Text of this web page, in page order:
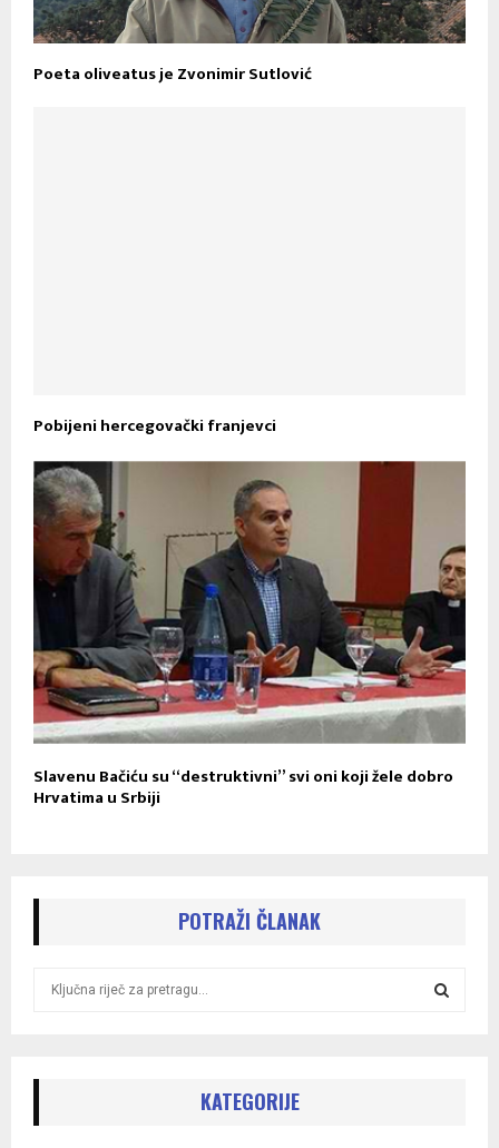
Poeta oliveatus je Zvonimir Sutlović
Pobijeni hercegovački franjevci
Slavenu Bačiću su “destruktivni” svi oni koji žele dobro
Hrvatima u Srbiji
POTRAŽI ČLANAK
KATEGORIJE